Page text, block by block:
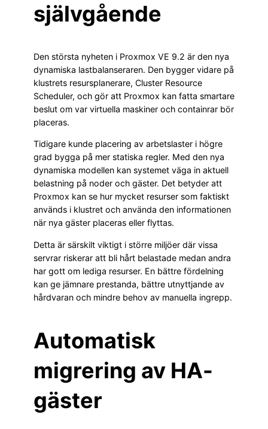
självgående
Den största nyheten i Proxmox VE 9.2 är den nya
dynamiska lastbalanseraren. Den bygger vidare på
klustrets resursplanerare, Cluster Resource
Scheduler, och gör att Proxmox kan fatta smartare
beslut om var virtuella maskiner och containrar bör
placeras.
Tidigare kunde placering av arbetslaster i högre
grad bygga på mer statiska regler. Med den nya
dynamiska modellen kan systemet väga in aktuell
belastning på noder och gäster. Det betyder att
Proxmox kan se hur mycket resurser som faktiskt
används i klustret och använda den informationen
när nya gäster placeras eller flyttas.
Detta är särskilt viktigt i större miljöer där vissa
servrar riskerar att bli hårt belastade medan andra
har gott om lediga resurser. En bättre fördelning
kan ge jämnare prestanda, bättre utnyttjande av
hårdvaran och mindre behov av manuella ingrepp.
Automatisk
migrering av HA-
gäster